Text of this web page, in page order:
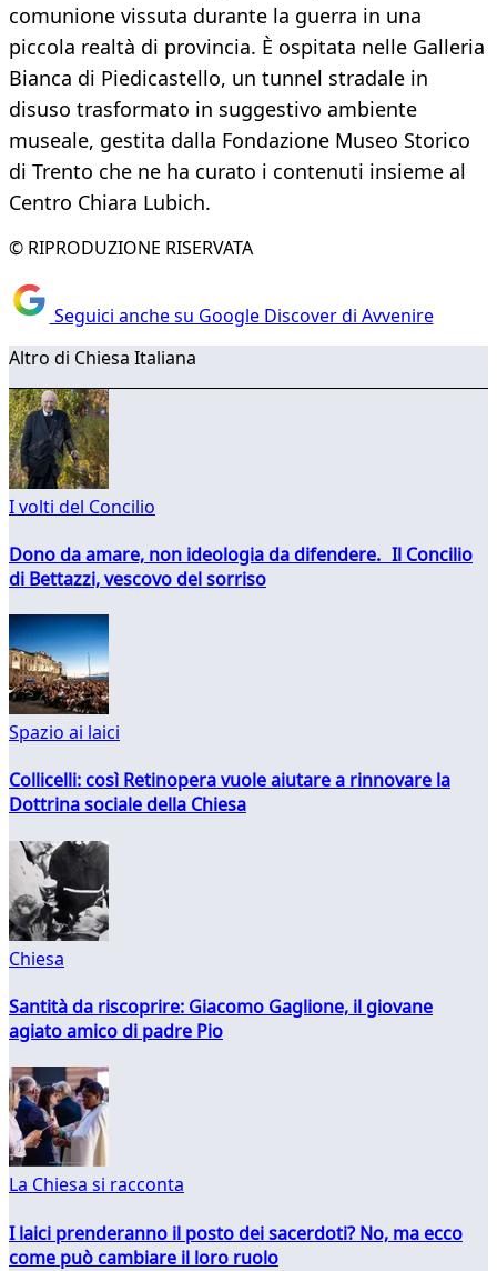
comunione vissuta durante la guerra in una
piccola realtà di provincia. È ospitata nelle Galleria
Bianca di Piedicastello, un tunnel stradale in
disuso trasformato in suggestivo ambiente
museale, gestita dalla Fondazione Museo Storico
di Trento che ne ha curato i contenuti insieme al
Centro Chiara Lubich.
© RIPRODUZIONE RISERVATA
Seguici anche su Google Discover di Avvenire
Altro di Chiesa Italiana
I volti del Concilio
Dono da amare, non ideologia da difendere. Il Concilio
di Bettazzi, vescovo del sorriso
Spazio ai laici
Collicelli: così Retinopera vuole aiutare a rinnovare la
Dottrina sociale della Chiesa
Chiesa
Santità da riscoprire: Giacomo Gaglione, il giovane
agiato amico di padre Pio
La Chiesa si racconta
I laici prenderanno il posto dei sacerdoti? No, ma ecco
come può cambiare il loro ruolo